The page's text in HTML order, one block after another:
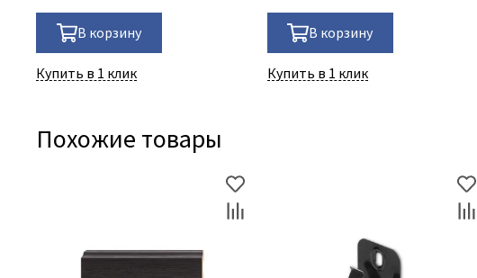
В корзину
Купить в 1 клик
В корзину
Купить в 1 клик
Похожие товары